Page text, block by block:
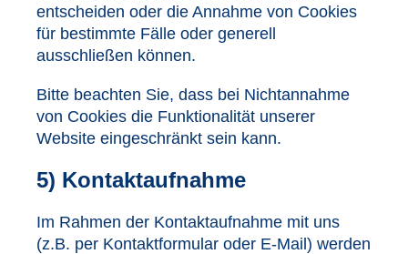
entscheiden oder die Annahme von Cookies
für bestimmte Fälle oder generell
ausschließen können.
Bitte beachten Sie, dass bei Nichtannahme
von Cookies die Funktionalität unserer
Website eingeschränkt sein kann.
5) Kontaktaufnahme
Im Rahmen der Kontaktaufnahme mit uns
(z.B. per Kontaktformular oder E-Mail) werden